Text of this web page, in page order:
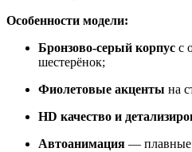
Особенности модели:
Бронзово-серый корпус с
шестерёнок;
Фиолетовые акценты на
HD качество и
Автоанимация — плавные